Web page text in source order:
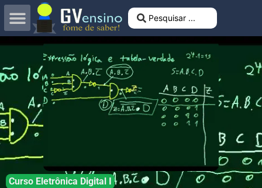
Curso Eletrônica Digital I